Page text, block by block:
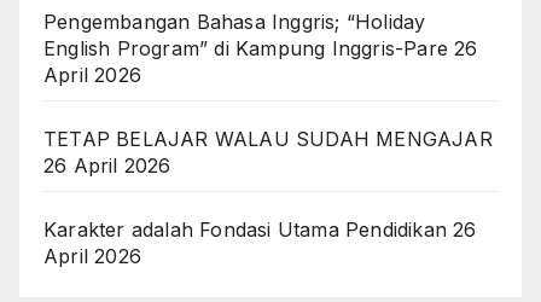
Pengembangan Bahasa Inggris; “Holiday
English Program” di Kampung Inggris-Pare 26
April 2026
TETAP BELAJAR WALAU SUDAH MENGAJAR
26 April 2026
Karakter adalah Fondasi Utama Pendidikan 26
April 2026